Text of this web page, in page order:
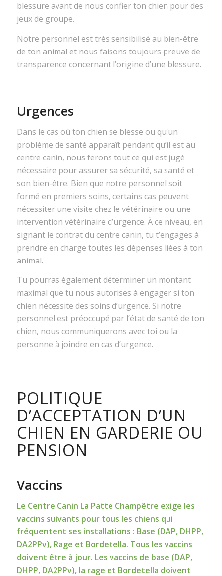
blessure avant de nous confier ton chien pour des
jeux de groupe.
Notre personnel est très sensibilisé au bien-être
de ton animal et nous faisons toujours preuve de
transparence concernant l’origine d’une blessure.
Urgences
Dans le cas où ton chien se blesse ou qu’un
problème de santé apparaît pendant qu’il est au
centre canin, nous ferons tout ce qui est jugé
nécessaire pour assurer sa sécurité, sa santé et
son bien-être. Bien que notre personnel soit
formé en premiers soins, certains cas peuvent
nécessiter une visite chez le vétérinaire ou une
intervention vétérinaire d’urgence. À ce niveau, en
signant le contrat du centre canin, tu t’engages à
prendre en charge toutes les dépenses liées à ton
animal.
Tu pourras également déterminer un montant
maximal que tu nous autorises à engager si ton
chien nécessite des soins d’urgence. Si notre
personnel est préoccupé par l’état de santé de ton
chien, nous communiquerons avec toi ou la
personne à joindre en cas d’urgence.
POLITIQUE
D’ACCEPTATION D’UN
CHIEN EN GARDERIE OU
PENSION
Vaccins
Le Centre Canin La Patte Champêtre exige les
vaccins suivants pour tous les chiens qui
fréquentent ses installations : Base (DAP, DHPP,
DA2PPv), Rage et Bordetella. Tous les vaccins
doivent être à jour. Les vaccins de base (DAP,
DHPP, DA2PPv), la rage et Bordetella doivent